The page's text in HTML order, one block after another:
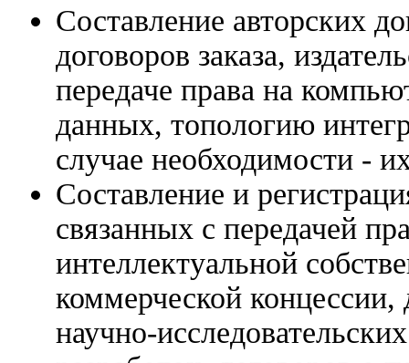
Составление авторских
договоров заказа,
передаче права на
данных, топологию
случае необходимости -
Составление и
связанных с передачей
интеллектуальной
коммерческой концессии,
научно-